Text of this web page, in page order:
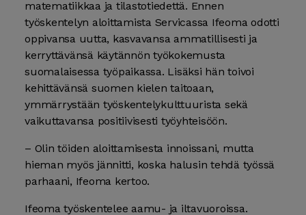
matematiikkaa ja tilastotiedettä. Ennen
työskentelyn aloittamista Servicassa Ifeoma odotti
oppivansa uutta, kasvavansa ammatillisesti ja
kerryttävänsä käytännön työkokemusta
suomalaisessa työpaikassa. Lisäksi hän toivoi
kehittävänsä suomen kielen taitoaan,
ymmärrystään työskentelykulttuurista sekä
vaikuttavansa positiivisesti työyhteisöön.
– Olin töiden aloittamisesta innoissani, mutta
hieman myös jännitti, koska halusin tehdä työssä
parhaani, Ifeoma kertoo.
Ifeoma työskentelee aamu- ja iltavuoroissa.